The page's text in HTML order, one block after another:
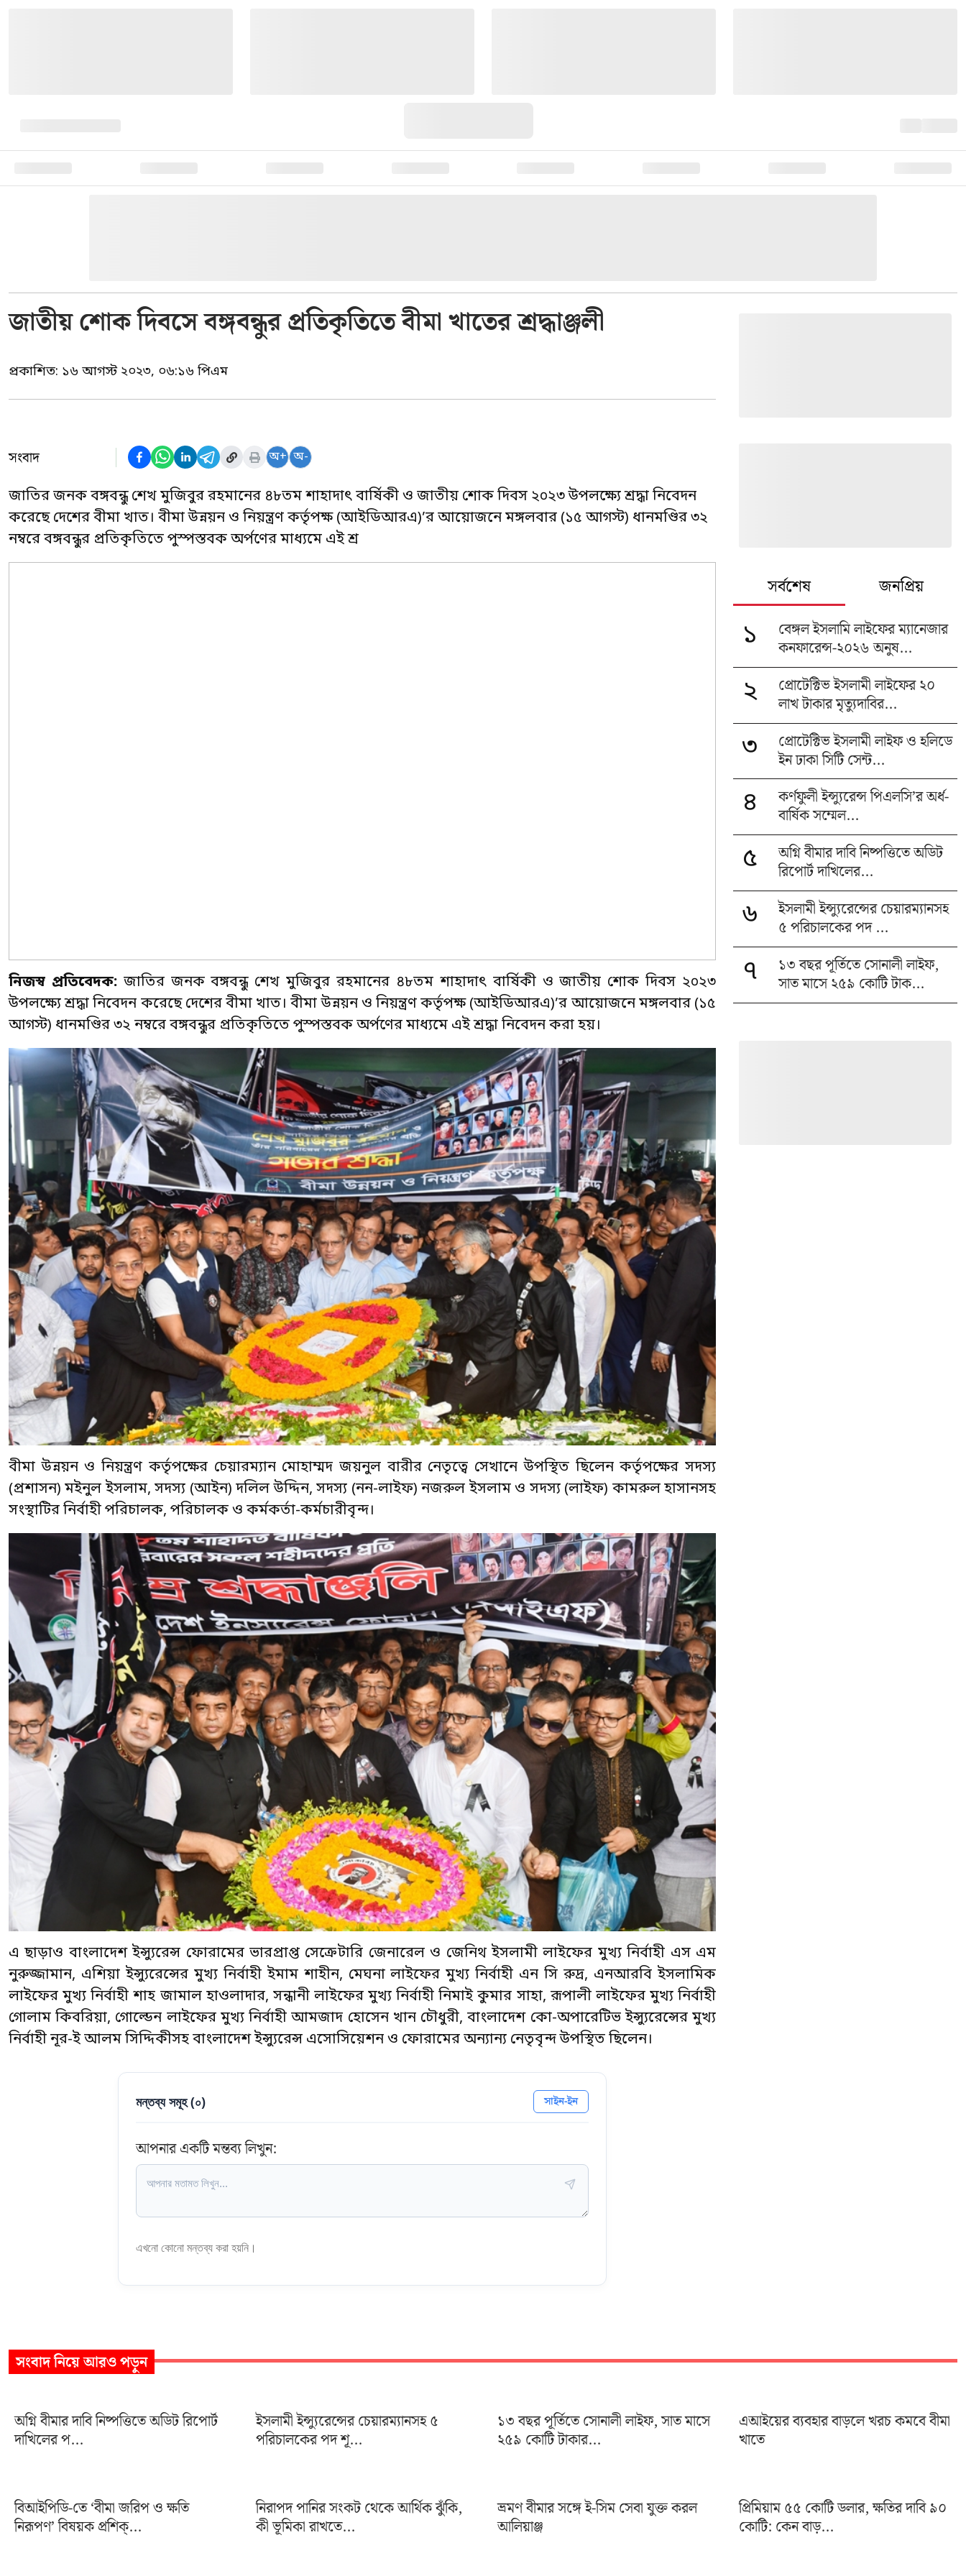
জাতীয় শোক দিবসে বঙ্গবন্ধুর প্রতিকৃতিতে বীমা খাতের শ্রদ্ধাঞ্জলী
প্রকাশিত: ১৬ আগস্ট ২০২৩, ০৬:১৬ পিএম
সংবাদ অ+ অ-
জাতির জনক বঙ্গবন্ধু শেখ মুজিবুর রহমানের ৪৮তম শাহাদাৎ বার্ষিকী ও জাতীয় শোক দিবস ২০২৩ উপলক্ষ্যে শ্রদ্ধা নিবেদন
করেছে দেশের বীমা খাত। বীমা উন্নয়ন ও নিয়ন্ত্রণ কর্তৃপক্ষ (আইডিআরএ)’র আয়োজনে মঙ্গলবার (১৫ আগস্ট) ধানমণ্ডির ৩২
নম্বরে বঙ্গবন্ধুর প্রতিকৃতিতে পুস্পস্তবক অর্পণের মাধ্যমে এই শ্র
নিজস্ব প্রতিবেদক:জাতির জনক বঙ্গবন্ধু শেখ মুজিবুর রহমানের ৪৮তম শাহাদাৎ বার্ষিকী ও জাতীয় শোক দিবস ২০২৩
উপলক্ষ্যে শ্রদ্ধা নিবেদন করেছে দেশের বীমা খাত। বীমা উন্নয়ন ও নিয়ন্ত্রণ কর্তৃপক্ষ (আইডিআরএ)’র আয়োজনে মঙ্গলবার (১৫
আগস্ট) ধানমণ্ডির ৩২ নম্বরে বঙ্গবন্ধুর প্রতিকৃতিতে পুস্পস্তবক অর্পণের মাধ্যমে এই শ্রদ্ধা নিবেদন করা হয়।
বীমা উন্নয়ন ও নিয়ন্ত্রণ কর্তৃপক্ষের চেয়ারম্যান মোহাম্মদ জয়নুল বারীর নেতৃত্বে সেখানে উপস্থিত ছিলেন কর্তৃপক্ষের সদস্য
(প্রশাসন) মইনুল ইসলাম, সদস্য (আইন) দলিল উদ্দিন, সদস্য (নন-লাইফ) নজরুল ইসলাম ও সদস্য (লাইফ) কামরুল হাসানসহ
সংস্থাটির নির্বাহী পরিচালক, পরিচালক ও কর্মকর্তা-কর্মচারীবৃন্দ।
এ ছাড়াও বাংলাদেশ ইন্স্যুরেন্স ফোরামের ভারপ্রাপ্ত সেক্রেটারি জেনারেল ও জেনিথ ইসলামী লাইফের মুখ্য নির্বাহী এস এম
নুরুজ্জামান, এশিয়া ইন্স্যুরেন্সের মুখ্য নির্বাহী ইমাম শাহীন, মেঘনা লাইফের মুখ্য নির্বাহী এন সি রুদ্র, এনআরবি ইসলামিক
লাইফের মুখ্য নির্বাহী শাহ জামাল হাওলাদার, সন্ধানী লাইফের মুখ্য নির্বাহী নিমাই কুমার সাহা, রূপালী লাইফের মুখ্য নির্বাহী
গোলাম কিবরিয়া, গোল্ডেন লাইফের মুখ্য নির্বাহী আমজাদ হোসেন খান চৌধুরী, বাংলাদেশ কো-অপারেটিভ ইন্স্যুরেন্সের মুখ্য
নির্বাহী নূর-ই আলম সিদ্দিকীসহ বাংলাদেশ ইন্স্যুরেন্স এসোসিয়েশন ও ফোরামের অন্যান্য নেতৃবৃন্দ উপস্থিত ছিলেন।
মন্তব্য সমূহ (০) সাইন-ইন
আপনার একটি মন্তব্য লিখুন:
এখনো কোনো মন্তব্য করা হয়নি।
সর্বশেষ জনপ্রিয়
১
বেঙ্গল ইসলামি লাইফের ম্যানেজার
কনফারেন্স-২০২৬ অনুষ...
২
প্রোটেক্টিভ ইসলামী লাইফের ২০
লাখ টাকার মৃত্যুদাবির...
৩
প্রোটেক্টিভ ইসলামী লাইফ ও হলিডে
ইন ঢাকা সিটি সেন্ট...
৪
কর্ণফুলী ইন্স্যুরেন্স পিএলসি’র অর্ধ-
বার্ষিক সম্মেল...
৫
অগ্নি বীমার দাবি নিষ্পত্তিতে অডিট
রিপোর্ট দাখিলের...
৬
ইসলামী ইন্স্যুরেন্সের চেয়ারম্যানসহ
৫ পরিচালকের পদ ...
৭
১৩ বছর পূর্তিতে সোনালী লাইফ,
সাত মাসে ২৫৯ কোটি টাক...
সংবাদনিয়ে আরও পড়ুন
অগ্নি বীমার দাবি নিষ্পত্তিতে অডিট রিপোর্ট
দাখিলের প...
ইসলামী ইন্স্যুরেন্সের চেয়ারম্যানসহ ৫
পরিচালকের পদ শূ...
১৩ বছর পূর্তিতে সোনালী লাইফ, সাত মাসে
২৫৯ কোটি টাকার...
এআইয়ের ব্যবহার বাড়লে খরচ কমবে বীমা
খাতে
বিআইপিডি-তে ‘বীমা জরিপ ও ক্ষতি
নিরূপণ’ বিষয়ক প্রশিক্...
নিরাপদ পানির সংকট থেকে আর্থিক ঝুঁকি,
কী ভূমিকা রাখতে...
ভ্রমণ বীমার সঙ্গে ই-সিম সেবা যুক্ত করল
আলিয়াঞ্জ
প্রিমিয়াম ৫৫ কোটি ডলার, ক্ষতির দাবি ৯০
কোটি: কেন বাড়...